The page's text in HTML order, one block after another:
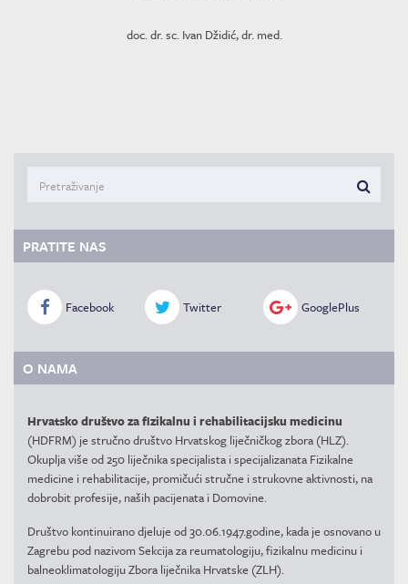
doc. dr. sc. Ivan Džidić, dr. med.
PRATITE NAS
Facebook Twitter GooglePlus
O NAMA
Hrvatsko društvo za fizikalnu i rehabilitacijsku medicinu
(HDFRM) je stručno društvo Hrvatskog liječničkog zbora (HLZ).
Okuplja više od 250 liječnika specijalista i specijalizanata Fizikalne
medicine i rehabilitacije, promičući stručne i strukovne aktivnosti, na
dobrobit profesije, naših pacijenata i Domovine.
Društvo kontinuirano djeluje od 30.06.1947.godine, kada je osnovano u
Zagrebu pod nazivom Sekcija za reumatologiju, fizikalnu medicinu i
balneoklimatologiju Zbora liječnika Hrvatske (ZLH).